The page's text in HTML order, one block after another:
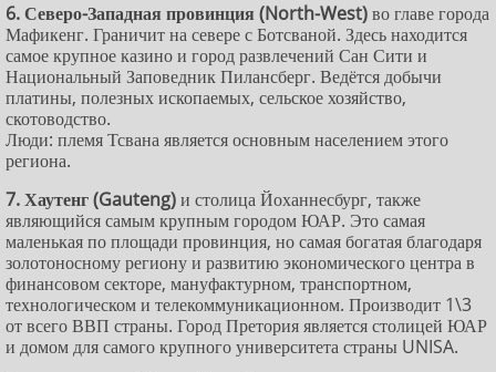
6. Северо-Западная провинция (North-West)во главе города
Мафикенг. Граничит на севере с Ботсваной. Здесь находится
самое крупное казино и город развлечений Сан Сити и
Национальный Заповедник Пилансберг. Ведётся добычи
платины, полезных ископаемых, сельское хозяйство,
скотоводство.
Люди: племя Тсвана является основным населением этого
региона.
7. Хаутенг (Gauteng)и столица Йоханнесбург, также
являющийся самым крупным городом ЮАР. Это самая
маленькая по площади провинция, но самая богатая благодаря
золотоносному региону и развитию экономического центра в
финансовом секторе, мануфактурном, транспортном,
технологическом и телекоммуникационном. Производит 1\3
от всего ВВП страны. Город Претория является столицей ЮАР
и домом для самого крупного университета страны UNISA.